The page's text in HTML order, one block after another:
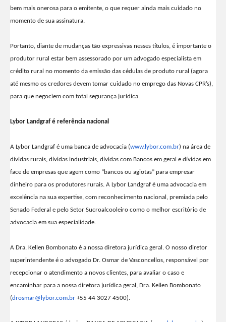
bem mais onerosa para o emitente, o que requer ainda mais cuidado no
momento de sua assinatura.
Portanto, diante de mudanças tão expressivas nesses títulos, é importante o
produtor rural estar bem assessorado por um advogado especialista em
crédito rural no momento da emissão das cédulas de produto rural (agora
até mesmo os credores devem tomar cuidado no emprego das Novas CPR’s),
para que negociem com total segurança jurídica.
Lybor Landgraf é referência nacional
A Lybor Landgraf é uma banca de advocacia (www.lybor.com.br) na área de
dívidas rurais, dívidas industriais, dívidas com Bancos em geral e dívidas em
face de empresas que agem como “bancos ou agiotas” para empresar
dinheiro para os produtores rurais. A Lybor Landgraf é uma advocacia em
excelência na sua expertise, com reconhecimento nacional, premiada pelo
Senado Federal e pelo Setor Sucroalcooleiro como o melhor escritório de
advocacia em sua especialidade.
A Dra. Kellen Bombonato é a nossa diretora jurídica geral. O nosso diretor
superintendente é o advogado Dr. Osmar de Vasconcellos, responsável por
recepcionar o atendimento a novos clientes, para avaliar o caso e
encaminhar para a nossa diretora jurídica geral, Dra. Kellen Bombonato
(drosmar@lybor.com.br +55 44 3027 4500).